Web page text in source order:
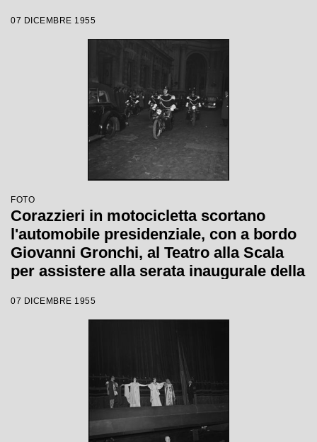
diretta da Antonino Votto, con la regia di
Margherita Wallmann
07 DICEMBRE 1955
FOTO
Corazzieri in motocicletta scortano
l'automobile presidenziale, con a bordo
Giovanni Gronchi, al Teatro alla Scala
per assistere alla serata inaugurale della
"Norma" di Vincenzo Bellini, diretta da
Antonino Votto, con la regia di
07 DICEMBRE 1955